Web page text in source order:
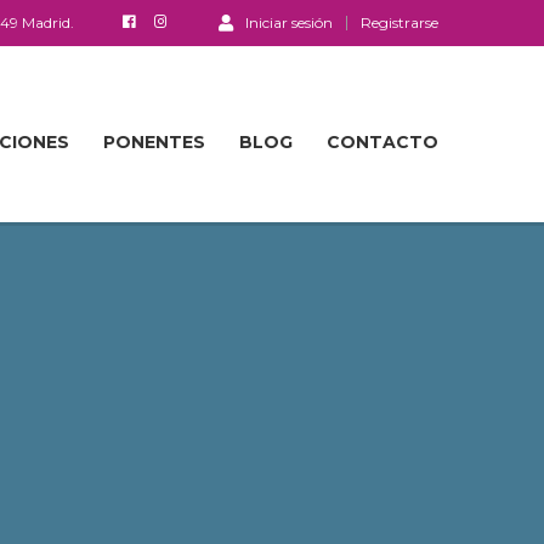
Iniciar sesión Registrarse
Madrid.
PONENTES BLOG CONTACTO